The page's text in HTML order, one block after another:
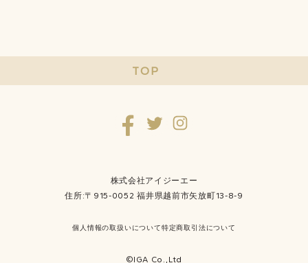
TOP
株式会社アイジーエー
住所:〒915-0052 福井県越前市矢放町13-8-9
個人情報の取扱いについて特定商取引法について
©IGA Co.,Ltd